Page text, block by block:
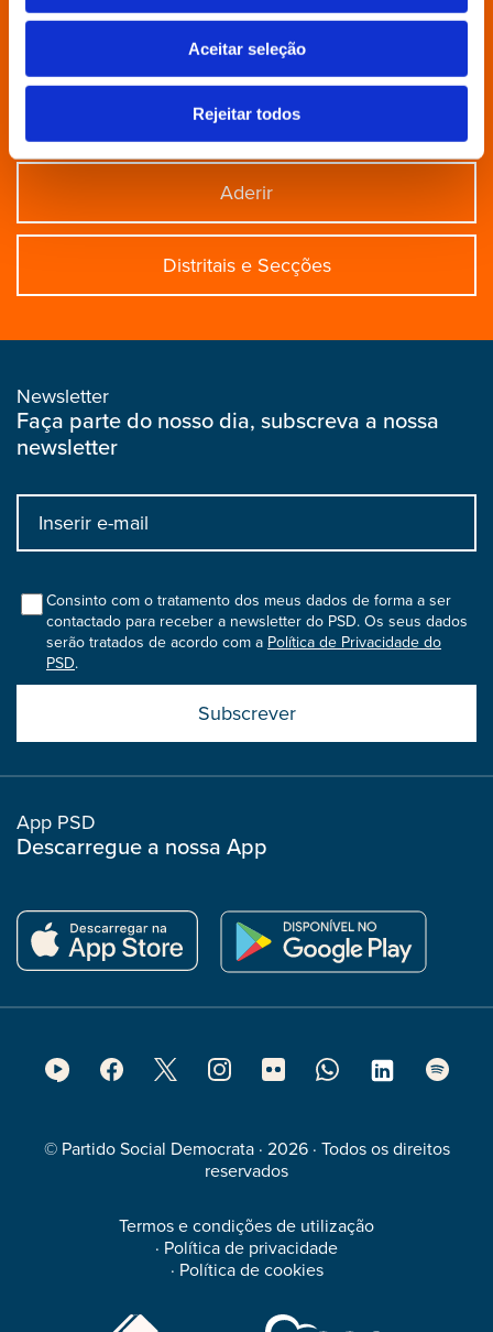
Aceitar seleção
Rejeitar todos
Povo Livre
Contactos
Aderir
Distritais e Secções
Newsletter
Faça parte do nosso dia, subscreva a nossa
newsletter
Input
bootstrap
colConsinto com o tratamento dos meus dados de forma a ser
contactado para receber a newsletter do PSD. Os seus dados
serão tratados de acordo com a Política de Privacidade do
PSD.
boostrap
col
App PSD
Descarregue a nossa App
© Partido Social Democrata · 2026 · Todos os direitos
reservados
Termos e condições de utilização
· Política de privacidade
· Política de cookies
Footer
Media